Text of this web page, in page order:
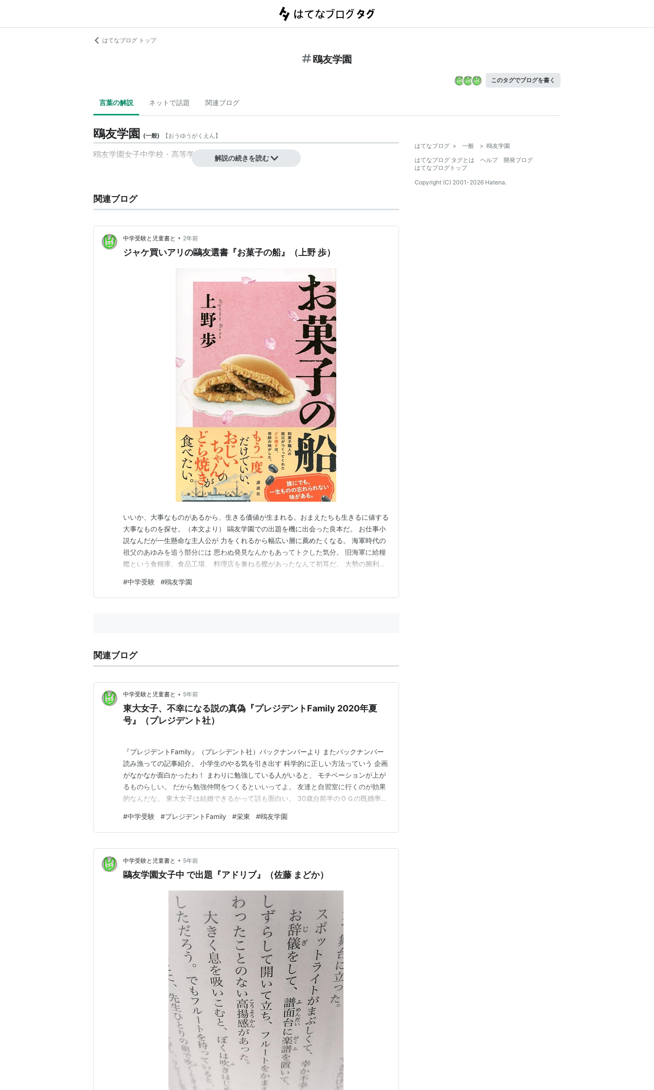
はてなブログ トップ
鴎友学園
このタグでブログを書く
言葉の解説 ネットで話題 関連ブログ
鴎友学園 (一般) 【おうゆうがくえん】
鴎友学園女子中学校・高等学校 を運営する東京の学校法人。
解説の続きを読む
関連ブログ
中学受験と児童書と • 2年前
ジャケ買いアリの鷗友選書『お菓子の船』（上野 歩）
いいか、大事なものがあるから、生きる価値が生まれる。おまえたちも生きるに値する
大事なものを探せ。（本文より） 鷗友学園での出題を機に出会った良本だ。 お仕事小
説なんだが一生懸命な主人公が 力をくれるから幅広い層に薦めたくなる。 海軍時代の
祖父のあゆみを追う部分には 思わぬ発見なんかもあってトクした気分。 旧海軍に給糧
艦という食糧庫、食品工場、 料理店を兼ねる艦があったなんて初耳だ。 大勢の腕利き
運命には言葉を失ったよ。 これは平和のありがたみを教えてくれる。 以下、俺のレビ
ューの中盤から一部抜粋。 心に刻まれた亡き…
#中学受験 #鴎友学園
関連ブログ
中学受験と児童書と • 5年前
東大女子、不幸になる説の真偽『プレジデントFamily 2020年夏
号』（プレジデント社）
『プレジデントFamily』（プレシデント社）バックナンバーより またバックナンバー
読み漁っての記事紹介。 小学生のやる気を引き出す 科学的に正しい方法っていう 企画
がなかなか面白かったわ！ まわりに勉強している人がいると、 モチベーションが上が
るものらしい。 だから勉強仲間をつくるといいってよ。 友達と自習室に行くのが効果
的なんだな。 東大女子は結婚できるかって話も面白い。 30歳台前半のＯＧの既婚率は
の満足度も高ポイントだ。 算数の出題傾向を元にした 併願校にしやすい中学も 参考に
なりそうだぜ？ ◎算数…
#中学受験 #プレジデントFamily #栄東 #鴎友学園
中学受験と児童書と • 5年前
鷗友学園女子中 で出題『アドリブ』（佐藤 まどか）
はてなブログ > 一般 > 鴎友学園
はてなブログ タグとは
ヘルプ
開発ブログ
はてなブログトップ
Copyright (C) 2001-2026 Hatena.